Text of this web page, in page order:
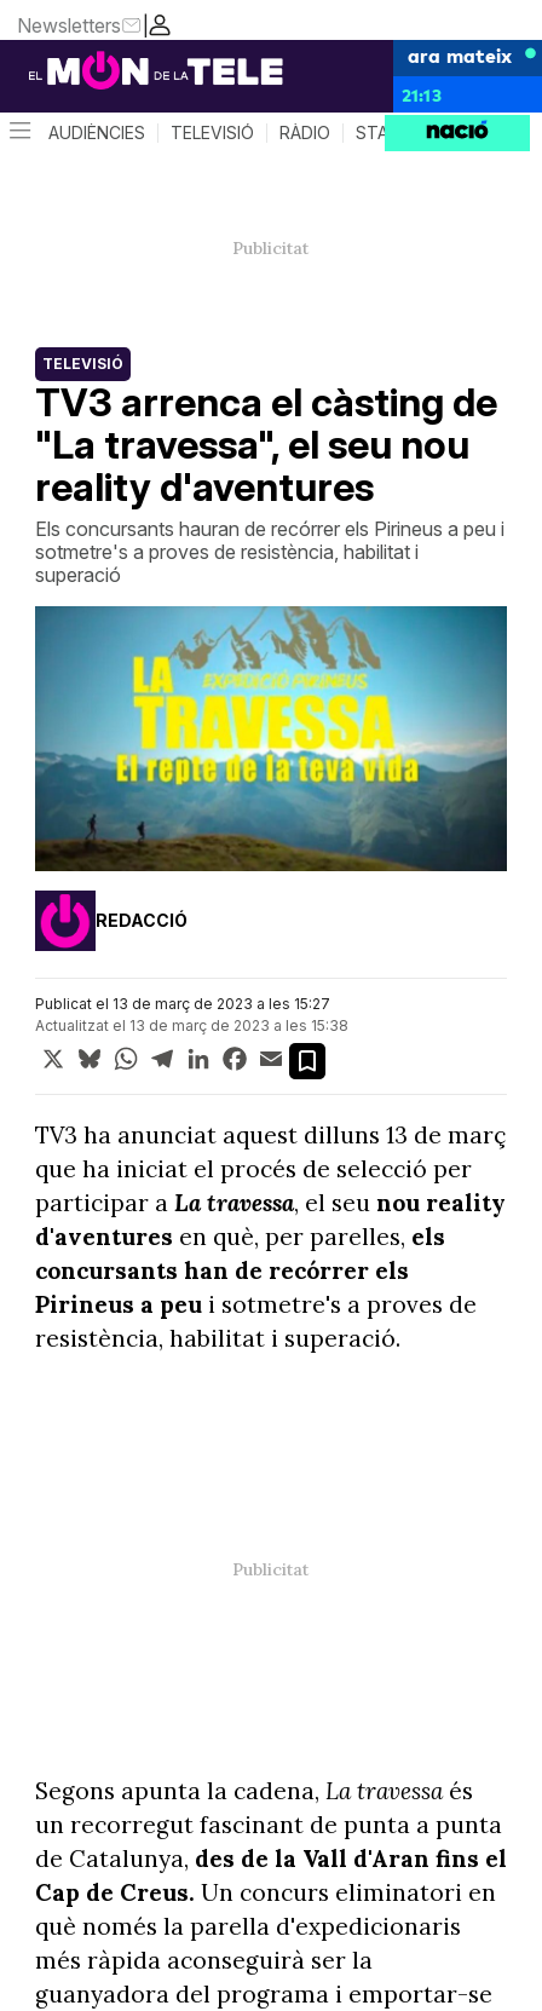
|
Newsletters
ara mateix
21:13
AUDIÈNCIES TELEVISIÓ RÀDIO STAR SYSTEM
TV3 arrenca el càsting de
"La travessa", el seu nou
reality d'aventures
TELEVISIÓ
Els concursants hauran de recórrer els Pirineus a peu i
sotmetre's a proves de resistència, habilitat i
superació
REDACCIÓ
Publicat el 13 de març de 2023 a les 15:27
Actualitzat el 13 de març de 2023 a les 15:38
X BlueskyWhatsApp
TelegramLinkedInFacebook
Email
TV3 ha anunciat aquest dilluns 13 de març
que ha iniciat el procés de selecció per
participar a La travessa, el seunou reality
d'aventures en què, per parelles, els
concursants han de recórrer els
Pirineus a peu i sotmetre's a proves de
resistència, habilitat i superació.
Segons apunta la cadena, La travessaés
un recorregut fascinant de punta a punta
de Catalunya, des de la Vall d'Aran fins el
Cap de Creus. Un concurs eliminatori en
què només la parella d'expedicionaris
més ràpida aconseguirà ser la
guanyadora del programa i emportar-se